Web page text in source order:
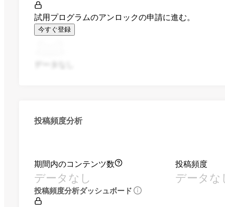
試用プログラムのアンロックの申請に進む。
今すぐ登録
投稿頻度分析
期間内のコンテンツ数
データなし
投稿頻度
データな
投稿頻度分析ダッシュボード